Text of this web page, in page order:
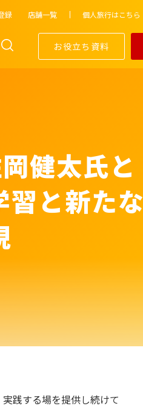
録 店舗一覧 個人旅行はこちら
お役立ち資料
健太氏と
と新たな
践する場を提供し続けて